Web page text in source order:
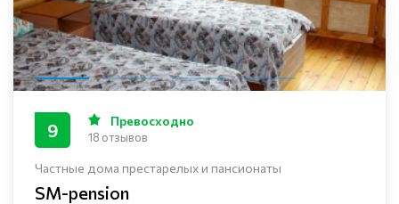
Частные дома престарелых и пансионаты
SM-pension
9 Превосходно
18 отзывов